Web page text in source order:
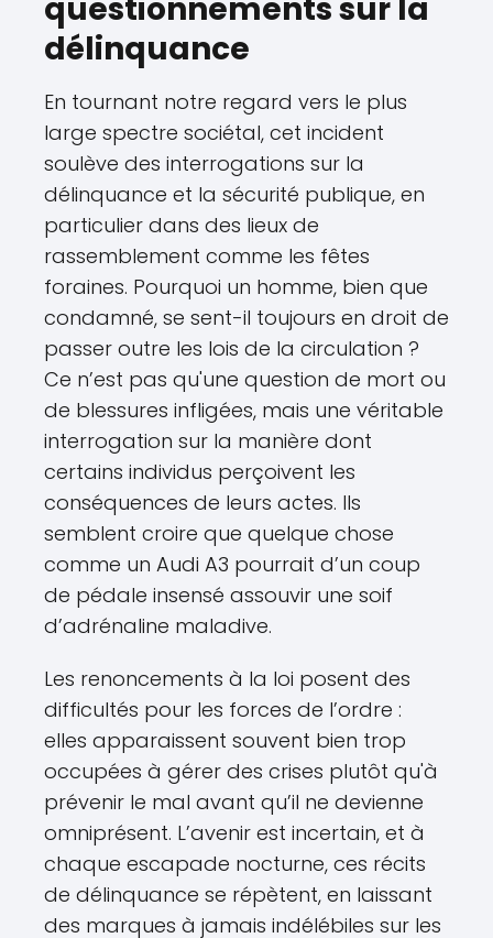
questionnements sur la
délinquance
En tournant notre regard vers le plus
large spectre sociétal, cet incident
soulève des interrogations sur la
délinquance et la sécurité publique, en
particulier dans des lieux de
rassemblement comme les fêtes
foraines. Pourquoi un homme, bien que
condamné, se sent-il toujours en droit de
passer outre les lois de la circulation ?
Ce n’est pas qu'une question de mort ou
de blessures infligées, mais une véritable
interrogation sur la manière dont
certains individus perçoivent les
conséquences de leurs actes. Ils
semblent croire que quelque chose
comme un Audi A3 pourrait d’un coup
de pédale insensé assouvir une soif
d’adrénaline maladive.
Les renoncements à la loi posent des
difficultés pour les forces de l’ordre :
elles apparaissent souvent bien trop
occupées à gérer des crises plutôt qu'à
prévenir le mal avant qu’il ne devienne
omniprésent. L’avenir est incertain, et à
chaque escapade nocturne, ces récits
de délinquance se répètent, en laissant
des marques à jamais indélébiles sur les